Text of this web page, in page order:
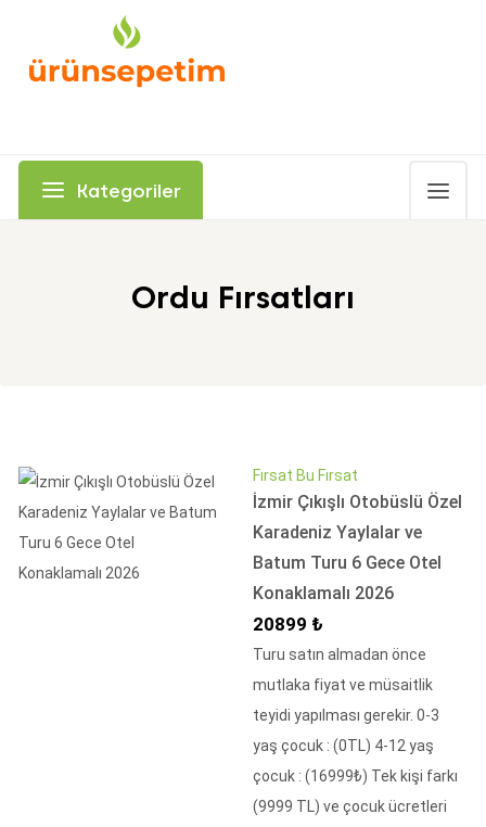
Kategoriler
Ordu Fırsatları
Fırsat Bu Fırsat
İzmir Çıkışlı Otobüslü Özel
Karadeniz Yaylalar ve
Batum Turu 6 Gece Otel
Konaklamalı 2026
İndirimli Fiyat
20899 ₺
Turu satın almadan önce
mutlaka fiyat ve müsaitlik
teyidi yapılması gerekir. 0-3
yaş çocuk : (0TL) 4-12 yaş
çocuk : (16999₺) Tek kişi farkı
(9999 TL) ve çocuk ücretleri